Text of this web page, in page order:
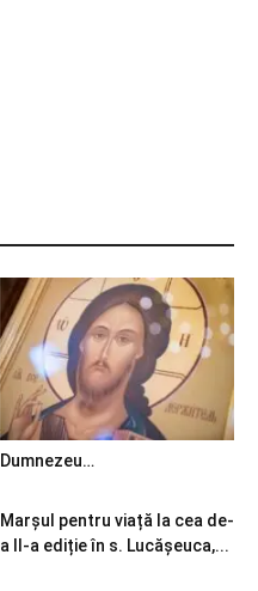
Dumnezeu…
Marșul pentru viață la cea de-
a II-a ediție în s. Lucășeuca,...